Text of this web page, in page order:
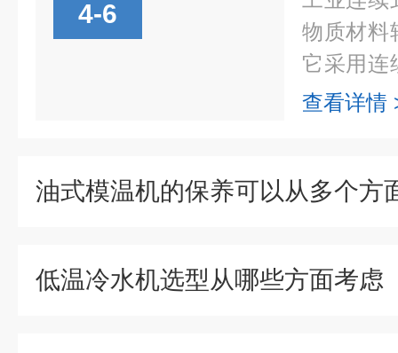
4-6
物质材料
它采用连
方式，具
查看详情
油式模温机的保养可以从多个方
低温冷水机选型从哪些方面考虑